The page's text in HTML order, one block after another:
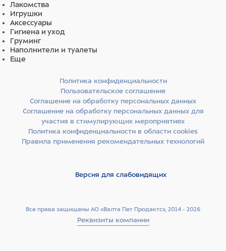
Лакомства
Игрушки
Аксессуары
Гигиена и уход
Груминг
Наполнители и туалеты
Еще
Все права защищены АО «Валта Пет Продактс», 2014 - 2026
Реквизиты компании
Политика конфиденциальности
Пользовательское соглашение
Соглашение на обработку персональных данных
Соглашение на обработку персональных данных для
участия в стимулирующих мероприятиях
Политика конфиденциальности в области cookies
Правила применения рекомендательных технологий
Версия для слабовидящих